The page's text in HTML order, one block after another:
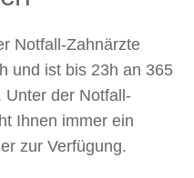
Notfall-Zahnärzte
und ist bis 23h an 365
Unter der Notfall-
Ihnen immer ein
zur Verfügung.